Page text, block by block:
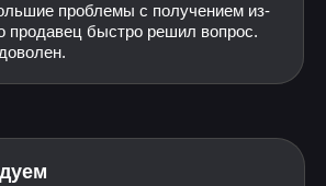
проблемы с получением из-
продавец быстро решил вопрос.